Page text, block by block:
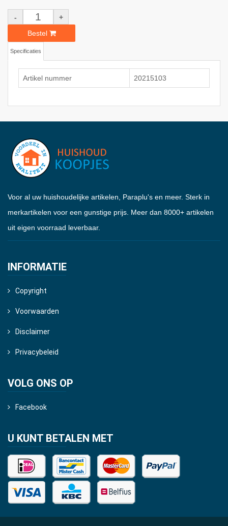
-
+
Bestel
Specificaties
Artikel nummer 20215103
Voor al uw huishoudelijke artikelen, Paraplu's en meer. Sterk in
merkartikelen voor een gunstige prijs. Meer dan 8000+ artikelen
uit eigen voorraad leverbaar.
INFORMATIE
Copyright
Voorwaarden
Disclaimer
Privacybeleid
VOLG ONS OP
Facebook
U KUNT BETALEN MET